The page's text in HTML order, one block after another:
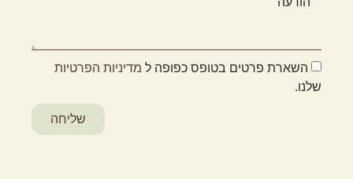
השארת פרטים בטופס כפופה ל מדיניות הפרטיות
שלנו.
שליחה